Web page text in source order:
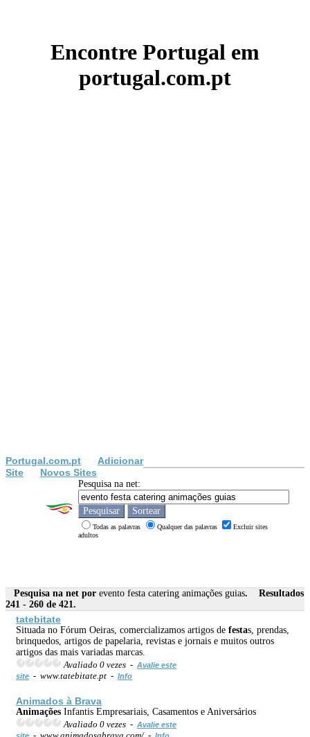
Encontre Portugal em
portugal.com.pt
Portugal.com.pt
Adicionar
Site
Novos Sites
Pesquisa na net:
Todas as palavras Qualquer das palavras
Excluir sites
adultos
Pesquisa na net por evento festa catering animações guias. Resultados
241 - 260 de 421.
tatebitate
Situada no Fórum Oeiras, comercializamos artigos de festas, prendas,
brinquedos, artigos de papelaria, revistas e jornais e muitos outros
artigos das mais variadas marcas.
Avaliado 0 vezes - Avalie este
site - www.tatebitate.pt - Info
Animados à Brava
Animações Infantis Empresariais, Casamentos e Aniversários
Avaliado 0 vezes - Avalie este